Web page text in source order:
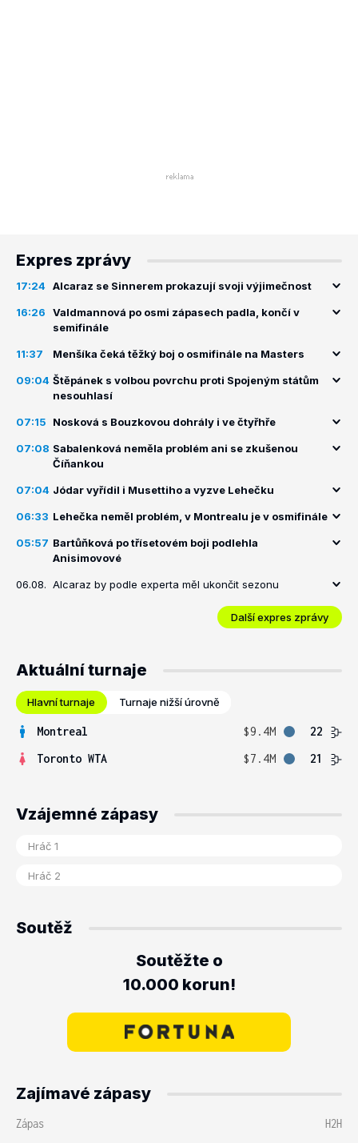
Expres zprávy
17:24 Alcaraz se Sinnerem prokazují svoji výjimečnost
16:26
Valdmannová po osmi zápasech padla, končí v
semifinále
11:37 Menšíka čeká těžký boj o osmifinále na Masters
09:04 Štěpánek s volbou povrchu proti Spojeným státům
nesouhlasí
07:15 Nosková s Bouzkovou dohrály i ve čtyřhře
07:08 Sabalenková neměla problém ani se zkušenou
Číňankou
07:04 Jódar vyřídil i Musettiho a vyzve Lehečku
06:33 Lehečka neměl problém, v Montrealu je v osmifinále
05:57 Bartůňková po třísetovém boji podlehla
Anisimovové
06.08. Alcaraz by podle experta měl ukončit sezonu
Další expres zprávy
Aktuální turnaje
Hlavní turnaje Turnaje nižší úrovně
Montreal $9.4M
22
Toronto WTA
$7.4M 21
Vzájemné zápasy
Soutěž
Soutěžte o
10.000 korun!
Zajímavé zápasy
Zápas
H2H